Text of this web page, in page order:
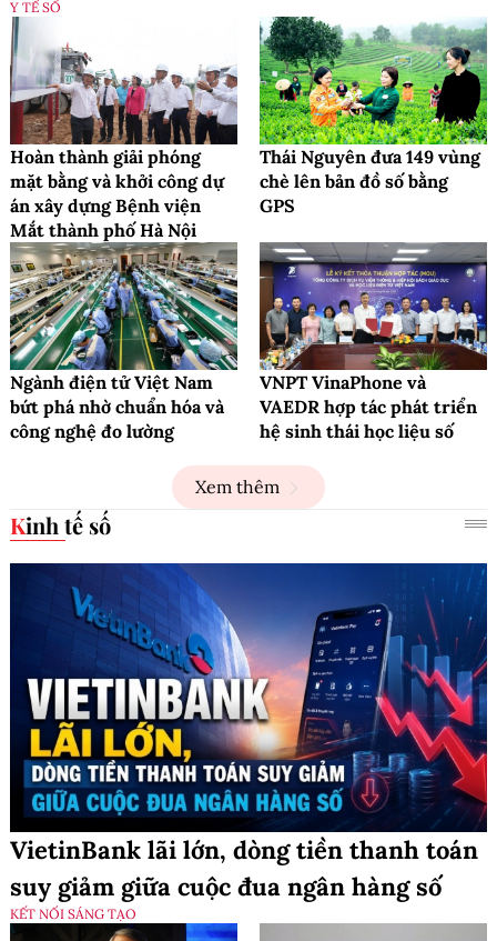
Y TẾ SỐ
Hoàn thành giải phóng
mặt bằng và khởi công dự
án xây dựng Bệnh viện
Mắt thành phố Hà Nội
Thái Nguyên đưa 149 vùng
chè lên bản đồ số bằng
GPS
Ngành điện tử Việt Nam
bứt phá nhờ chuẩn hóa và
công nghệ đo lường
VNPT VinaPhone và
VAEDR hợp tác phát triển
hệ sinh thái học liệu số
Xem thêm
Kinh tế số
VietinBank lãi lớn, dòng tiền thanh toán
suy giảm giữa cuộc đua ngân hàng số
KẾT NỐI SÁNG TẠO